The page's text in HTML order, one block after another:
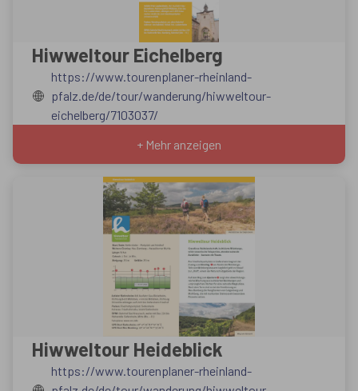
Hiwweltour Eichelberg
https://www.tourenplaner-rheinland-
pfalz.de/de/tour/wanderung/hiwweltour-
eichelberg/7103037/
+ Mehr anzeigen
Hiwweltour Heideblick
https://www.tourenplaner-rheinland-